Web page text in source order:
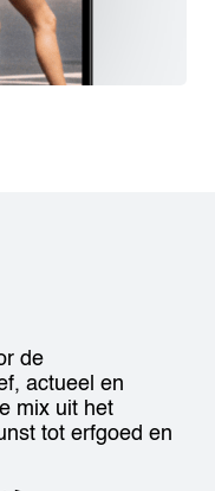
de
actueel en
mix uit het
tot erfgoed en